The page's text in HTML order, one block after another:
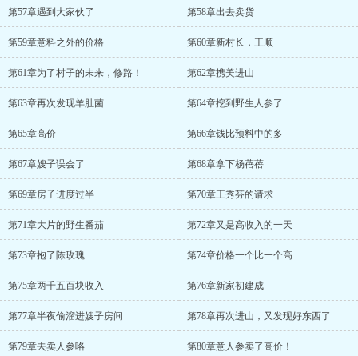
第57章遇到大家伙了 第58章出去卖货
第59章意料之外的价格 第60章新村长，王顺
第61章为了村子的未来，修路！ 第62章携美进山
第63章再次发现羊肚菌 第64章挖到野生人参了
第65章高价 第66章钱比预料中的多
第67章嫂子误会了 第68章拿下杨蓓蓓
第69章房子进度过半 第70章王秀芬的请求
第71章大片的野生番茄 第72章又是高收入的一天
第73章抱了陈玫瑰 第74章价格一个比一个高
第75章两千五百块收入 第76章新家初建成
第77章半夜偷溜进嫂子房间 第78章再次进山，又发现好东西了
第79章去卖人参咯 第80章意人参卖了高价！